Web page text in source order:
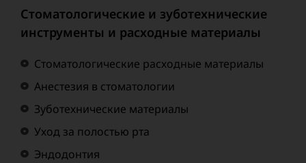
Стоматологические и зуботехнические
инструменты и расходные материалы
Стоматологические расходные материалы
Анестезия в стоматологии
Зуботехнические материалы
Уход за полостью рта
Эндодонтия